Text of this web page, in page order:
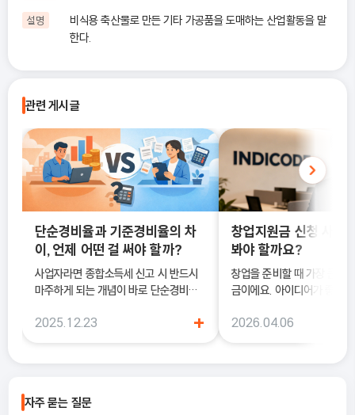
설명
비식용 축산물로 만든 기타 가공품을 도매하는 산업활동을 말
한다.
관련 게시글
단순경비율과 기준경비율의 차
이, 언제 어떤 걸 써야 할까?
사업자라면 종합소득세 신고 시 반드시
마주하게 되는 개념이 바로 단순경비율
에서는 이 두 가지의 차이를 정확히 이해
경비율의 개념부터, 어떤 경우에 어떤 방
2025.12.23 +
창업지원금 신청 사이
봐야 할까요?
창업을 준비할 때 가장 큰 고
금이에요. 아이디어가 좋아
이럴 때 도움이 되는 것이 바
2026.04.06
자주 묻는 질문